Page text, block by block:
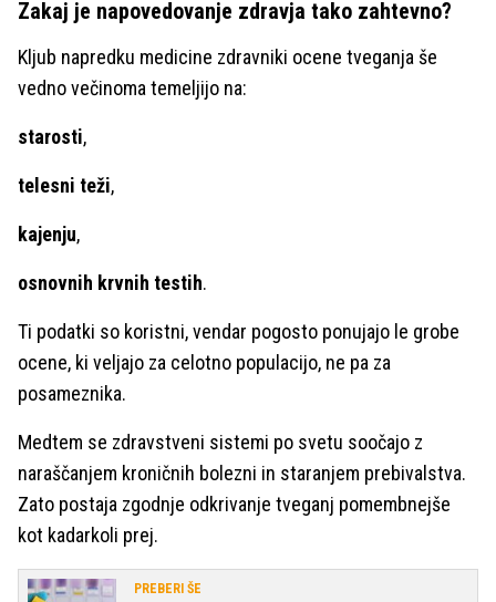
Zakaj je napovedovanje zdravja tako zahtevno?
Kljub napredku medicine zdravniki ocene tveganja še
vedno večinoma temeljijo na:
starosti,
telesni teži,
kajenju,
osnovnih krvnih testih.
Ti podatki so koristni, vendar pogosto ponujajo le grobe
ocene, ki veljajo za celotno populacijo, ne pa za
posameznika.
Medtem se zdravstveni sistemi po svetu soočajo z
naraščanjem kroničnih bolezni in staranjem prebivalstva.
Zato postaja zgodnje odkrivanje tveganj pomembnejše
kot kadarkoli prej.
PREBERI ŠE